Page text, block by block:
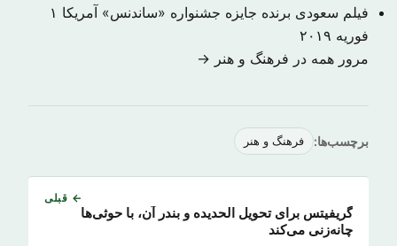
فیلم سعودی برنده جایزه جشنواره «ساندنس» آمریکا ۱
فوریه ۲۰۱۹
مرور همه در فرهنگ و هنر →
برچسب‌ها: فرهنگ و هنر
← قبلی
گریفیتس برای تحویل الحدیده و بندر آن، با حوثی‌ها
چانه‌زنی می‌کند